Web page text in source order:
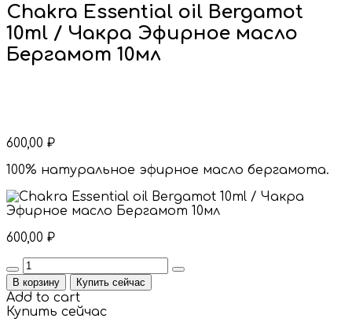
Chakra Essential oil Bergamot
10ml / Чакра Эфирное масло
Бергамот 10мл
600,00 ₽
100% натуральное эфирное масло бергамота.
600,00 ₽
Quantity
В корзину Купить сейчас
Add to cart
Купить сейчас